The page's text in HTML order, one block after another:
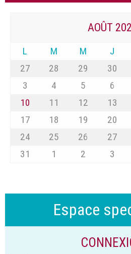
AOÛT
L M M J
27
28 29 30
3
4 5 6
10
11 12 13
17
18 19 20
24
25 26 27
31
1 2 3
Espace